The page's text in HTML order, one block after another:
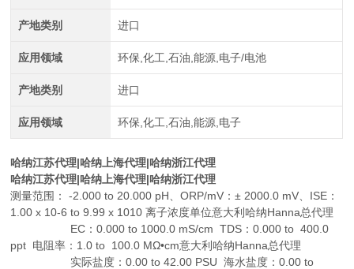
产地类别 进口
应用领域 环保,化工,石油,能源,电子/电池
产地类别 进口
应用领域 环保,化工,石油,能源,电子
哈纳江苏代理|哈纳上海代理|哈纳浙江代理
哈纳江苏代理|哈纳上海代理|哈纳浙江代理
测量范围： -2.000 to 20.000 pH、ORP/mV：± 2000.0 mV、ISE：
1.00 x 10-6 to 9.99 x 1010 离子浓度单位意大利哈纳Hanna总代理
EC：0.000 to 1000.0 mS/cm TDS：0.000 to 400.0
ppt 电阻率：1.0 to 100.0 MΩ•cm意大利哈纳Hanna总代理
实际盐度：0.00 to 42.00 PSU 海水盐度：0.00 to